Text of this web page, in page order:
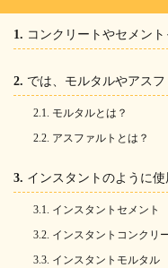
コンクリートやセメン
では、モルタルやアス
モルタルとは？
アスファルトとは？
インスタントのように
インスタントセメント
インスタントコンクリ
インスタントモルタル